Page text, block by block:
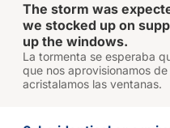
The storm was
we stocked up on
up the windows.
La tormenta se esperaba
que nos aprovisionamos
acristalamos las ventanas.